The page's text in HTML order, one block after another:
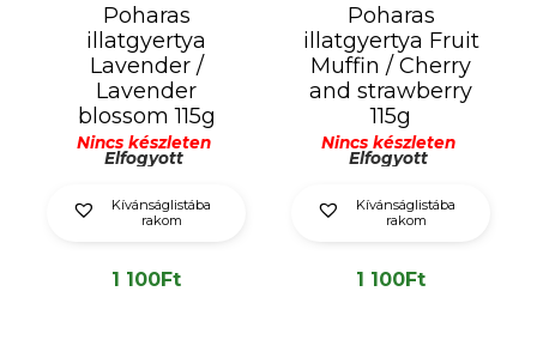
Poharas
illatgyertya
Lavender /
Lavender
blossom 115g
Nincs készleten
Elfogyott
Kívánságlistába
rakom
1 100Ft
Poharas
illatgyertya Fruit
Muffin / Cherry
and strawberry
115g
Nincs készleten
Elfogyott
Kívánságlistába
rakom
1 100Ft